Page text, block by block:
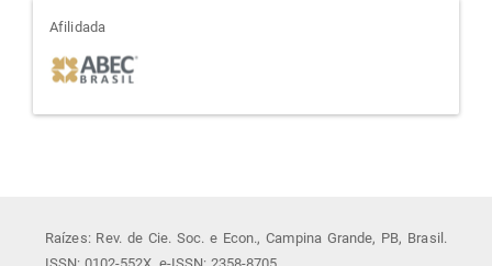
afiliada
Afilidada
Raízes: Rev. de Cie. Soc. e Econ., Campina Grande, PB, Brasil.